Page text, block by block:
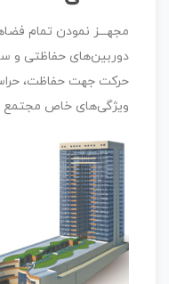
مجهـــز نمودن تمام
دوربین‌های حفاظتی
حرکت جهت حفاظت،
ویژگی‌های خاص مجتمع